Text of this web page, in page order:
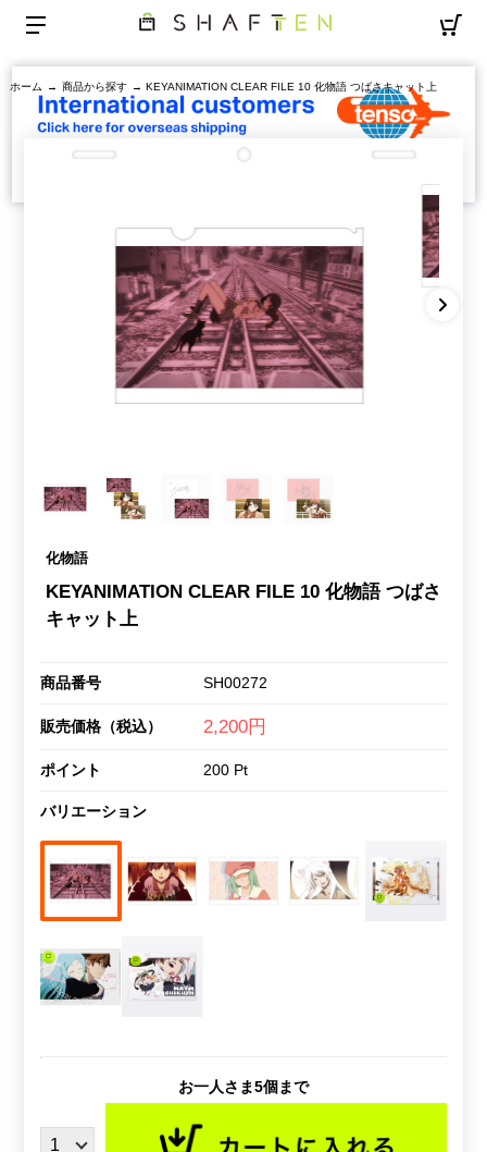
ホーム → 商品から探す → KEYANIMATION CLEAR FILE 10 化物語 つばさキャット上
化物語
KEYANIMATION CLEAR FILE 10 化物語 つばさ
キャット上
商品番号 SH00272
販売価格（税込） 2,200円
ポイント 200 Pt
バリエーション
お一人さま5個まで